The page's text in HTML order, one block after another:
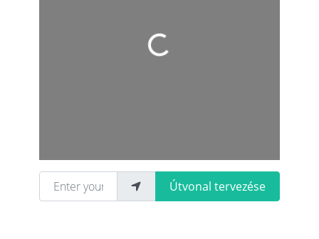
Loading...
Enter your location
Útvonal tervezése